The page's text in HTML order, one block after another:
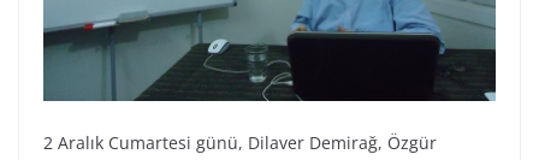
2 Aralık Cumartesi günü, Dilaver Demirağ, Özgür